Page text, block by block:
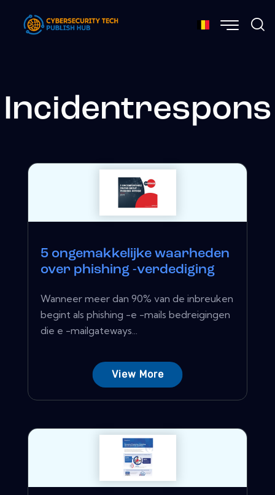
Incidentrespons
5 ongemakkelijke waarheden
over phishing -verdediging
Wanneer meer dan 90% van de inbreuken
begint als phishing -e -mails bedreigingen
die e -mailgateways...
View More